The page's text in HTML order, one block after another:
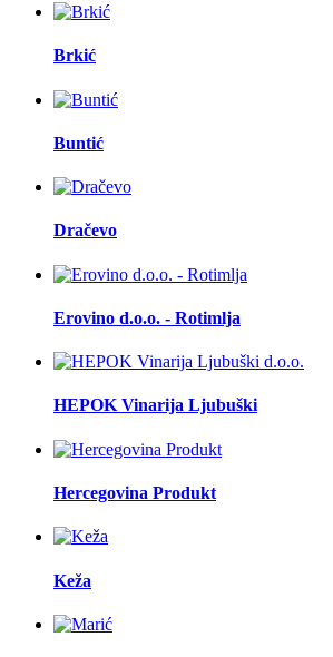
Brkić
Buntić
Dračevo
Erovino d.o.o. - Rotimlja
HEPOK Vinarija Ljubuški
Hercegovina Produkt
Keža